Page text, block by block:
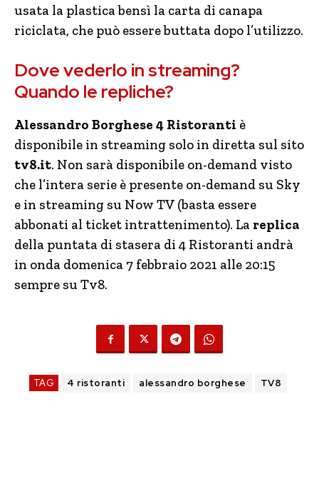
usata la plastica bensì la carta di canapa
riciclata, che può essere buttata dopo l’utilizzo.
Dove vederlo in streaming?
Quando le repliche?
Alessandro Borghese 4 Ristoranti è
disponibile in streaming solo in diretta sul sito
tv8.it. Non sarà disponibile on-demand visto
che l’intera serie è presente on-demand su Sky
e in streaming su Now TV (basta essere
abbonati al ticket intrattenimento). La replica
della puntata di stasera di 4 Ristoranti andrà
in onda domenica 7 febbraio 2021 alle 20:15
sempre su Tv8.
TAG 4 ristoranti alessandro borghese TV8